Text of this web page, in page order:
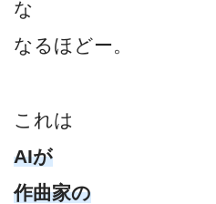
な
なるほどー。
これは
AIが
作曲家の